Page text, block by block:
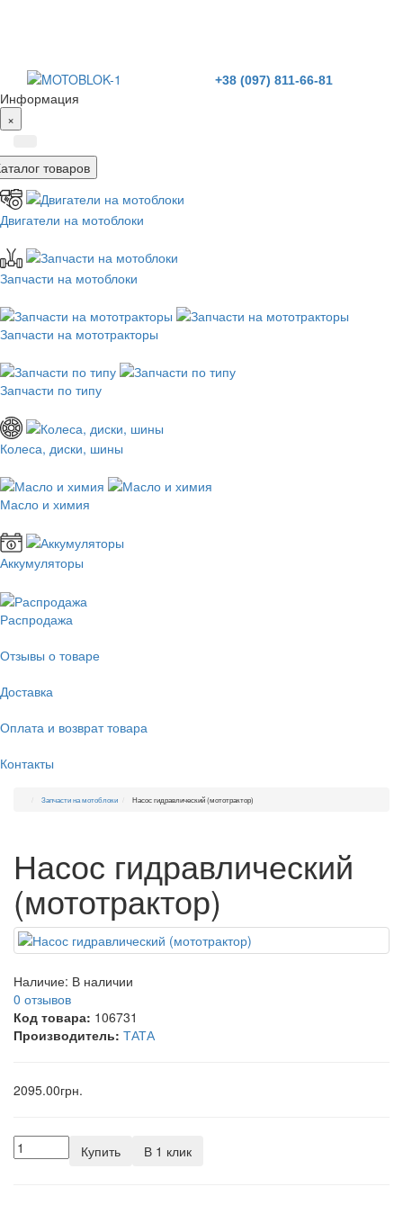
+38 (097) 811-66-81
Информация
×
товаров
Двигатели на мотоблоки
Запчасти на мотоблоки
Запчасти на мототракторы
Запчасти по типу
Колеса, диски, шины
Масло и химия
Аккумуляторы
Распродажа
Отзывы о товаре
Доставка
Оплата и возврат товара
Контакты
Запчасти на мотоблоки Насос гидравлический (мототрактор)
Насос гидравлический
(мототрактор)
Наличие: В наличии
0 отзывов
Код товара: 106731
Производитель: ТАТА
2095.00грн.
Купить В 1 клик